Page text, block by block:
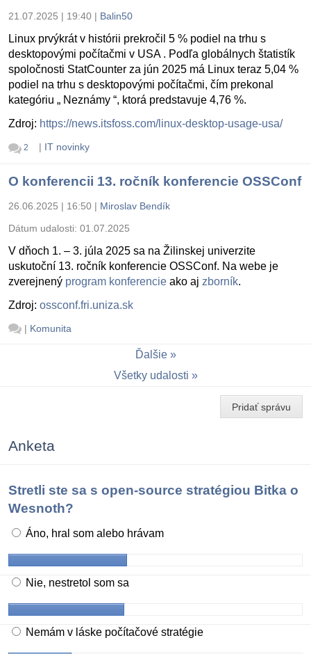
21.07.2025 | 19:40 | Balin50
Linux prvýkrát v histórii prekročil 5 % podiel na trhu s
desktopovými počítačmi v USA . Podľa globálnych štatistík
spoločnosti StatCounter za jún 2025 má Linux teraz 5,04 %
podiel na trhu s desktopovými počítačmi, čím prekonal
kategóriu „ Neznámy “, ktorá predstavuje 4,76 %.
Zdroj: https://news.itsfoss.com/linux-desktop-usage-usa/
2 | IT novinky
O konferencii 13. ročník konferencie OSSConf
26.06.2025 | 16:50 | Miroslav Bendík
Dátum udalosti: 01.07.2025
V dňoch 1. – 3. júla 2025 sa na Žilinskej univerzite
uskutoční 13. ročník konferencie OSSConf. Na webe je
zverejnený program konferencie ako aj zborník.
Zdroj: ossconf.fri.uniza.sk
| Komunita
Ďalšie
Všetky udalosti
Pridať správu
Anketa
Stretli ste sa s open-source stratégiou Bitka o
Wesnoth?
Áno, hral som alebo hrávam
Nie, nestretol som sa
Nemám v láske počítačové stratégie